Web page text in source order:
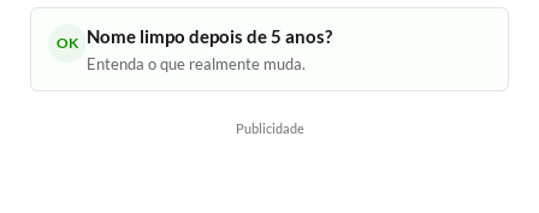
OK Nome limpo depois de 5 anos?
Entenda o que realmente muda.
Publicidade